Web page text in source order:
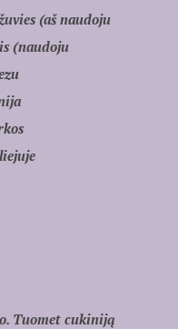
(aš naudoju
(naudoju
Tuomet cukiniją